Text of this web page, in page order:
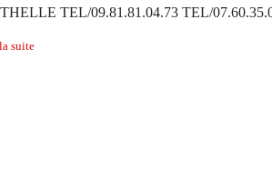
TEL/09.81.81.04.73 TEL/
suite